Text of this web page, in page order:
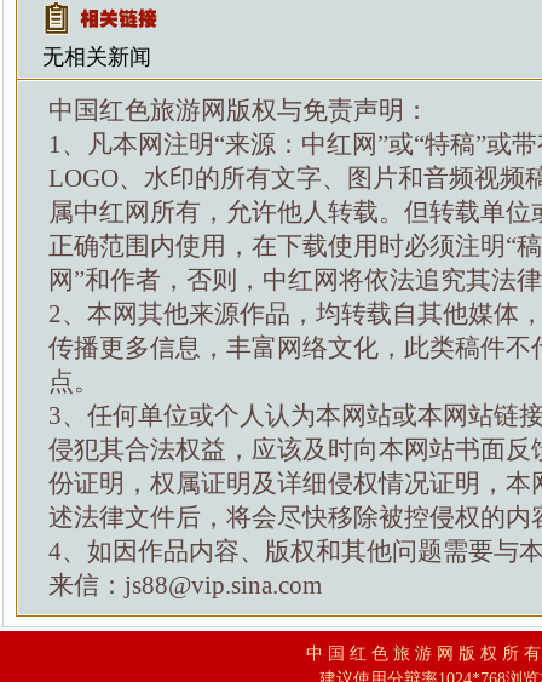
无相关新闻
中国红色旅游网版权与免责声明：
1、凡本网注明“来源：中红网”或“特稿”或
LOGO、水印的所有文字、图片和音频视频
属中红网所有，允许他人转载。但转载单位
正确范围内使用，在下载使用时必须注明“
网”和作者，否则，中红网将依法追究其法
2、本网其他来源作品，均转载自其他媒体
传播更多信息，丰富网络文化，此类稿件不
点。
3、任何单位或个人认为本网站或本网站链
侵犯其合法权益，应该及时向本网站书面反
份证明，权属证明及详细侵权情况证明，本
述法律文件后，将会尽快移除被控侵权的内
4、如因作品内容、版权和其他问题需要与
来信：js88@vip.sina.com
中 国 红 色 旅 游 网 版 权 所